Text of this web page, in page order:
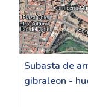
Subasta de
gibraleon -